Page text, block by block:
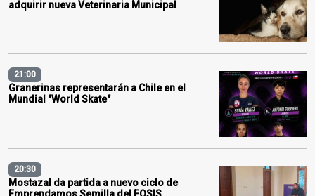
adquirir nueva Veterinaria Municipal
21:00
Granerinas representarán a Chile en el
Mundial "World Skate"
20:30
Mostazal da partida a nuevo ciclo de